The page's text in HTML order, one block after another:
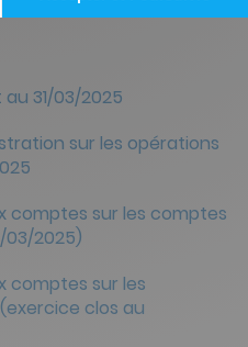
31/03/2025
sur les opérations
comptes sur les comptes
03/2025)
comptes sur les
clos au